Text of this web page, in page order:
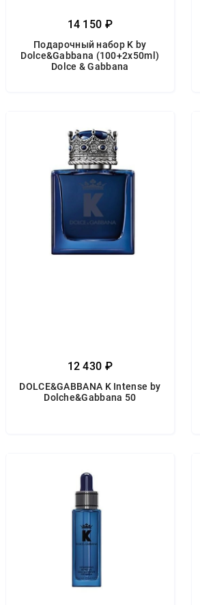
14 150 ₽
Подарочный набор K by
Dolce&Gabbana (100+2x50ml)
Dolce & Gabbana
12 430 ₽
DOLCE&GABBANA K Intense by
Dolche&Gabbana 50